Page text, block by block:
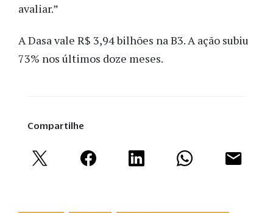
avaliar.”
A Dasa vale R$ 3,94 bilhões na B3. A ação subiu
73% nos últimos doze meses.
Compartilhe